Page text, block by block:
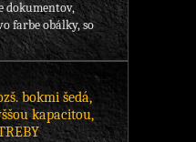
dokumentov,
farbe obálky, so
bokmi šedá,
kapacitou,